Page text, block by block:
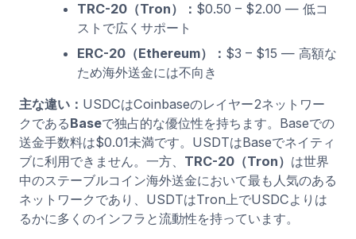
TRC-20（Tron）： $0.50 – $2.00 — 低コ
ストで広くサポート
ERC-20（Ethereum）： $3 – $15 — 高額な
ため海外送金には不向き
主な違い： USDCはCoinbaseのレイヤー2ネットワー
クであるBaseで独占的な優位性を持ちます。Baseでの
送金手数料は$0.01未満です。USDTはBaseでネイティ
ブに利用できません。一方、 TRC-20（Tron） は世界
中のステーブルコイン海外送金において最も人気のある
ネットワークであり、USDTはTron上でUSDCよりは
るかに多くのインフラと流動性を持っています。